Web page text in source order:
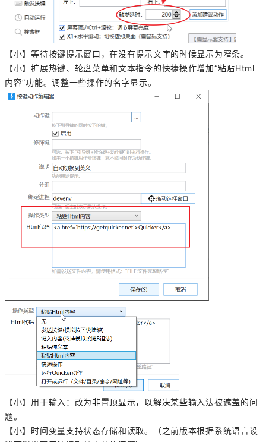
【小】等待按键提示窗口，在没有提示文字的时候显示为窄条。
【小】扩展热键、轮盘菜单和文本指令的快捷操作增加“粘贴Html
内容”功能。调整一些操作的名字显示。
【小】用于输入：改为非置顶显示，以解决某些输入法被遮盖的问
题。
【小】时间变量支持状态存储和读取。（之前版本根据系统语言设